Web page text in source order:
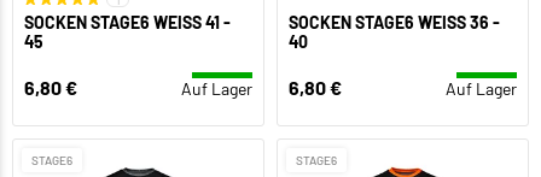
SOCKEN STAGE6 WEISS 41 - 4
5
6,80 € Auf Lager
SOCKEN STAGE6 WEISS 36 - 4
0
6,80 € Auf Lager
STAGE6 STAGE6